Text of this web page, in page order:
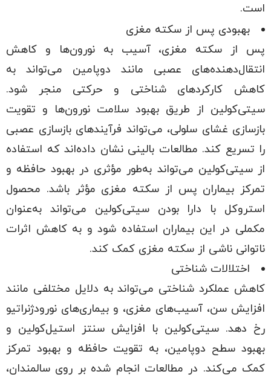
است.
بهبودی پس از سکته مغزی
پس از سکته مغزی، آسیب به نورون‌ها و کاهش
انتقال‌دهنده‌های عصبی مانند دوپامین می‌تواند به
کاهش کارکردهای شناختی و حرکتی منجر شود.
سیتی‌کولین از طریق بهبود سلامت نورون‌ها و تقویت
بازسازی غشای سلولی، می‌تواند فرآیندهای بازسازی عصبی
را تسریع کند. مطالعات بالینی نشان داده‌اند که استفاده
از سیتی‌کولین می‌تواند به‌طور مؤثری در بهبود حافظه و
تمرکز بیماران پس از سکته مغزی مؤثر باشد. محصول
استروکل با دارا بودن سیتی‌کولین می‌تواند به‌عنوان
مکملی در این بیماران استفاده شود و به کاهش اثرات
ناتوانی ناشی از سکته مغزی کمک کند.
اختلالات شناختی
کاهش عملکرد شناختی می‌تواند به دلایل مختلفی مانند
افزایش سن، آسیب‌های مغزی، و بیماری‌های نورودژنراتیو
رخ دهد. سیتی‌کولین با افزایش سنتز استیل‌کولین و
بهبود سطح دوپامین، به تقویت حافظه و بهبود تمرکز
کمک می‌کند. در مطالعات انجام شده بر روی سالمندان،